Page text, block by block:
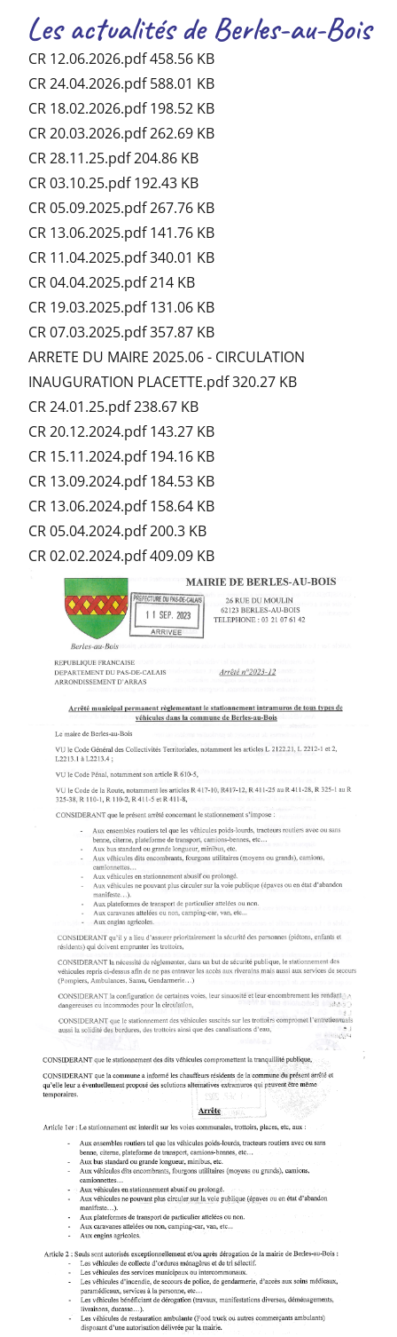
Les actualités de Berles-au-Bois
CR 12.06.2026.pdf458.56 KB
CR 24.04.2026.pdf 588.01 KB
CR 18.02.2026.pdf 198.52 KB
CR 20.03.2026.pdf262.69 KB
CR 28.11.25.pdf204.86 KB
CR 03.10.25.pdf 192.43 KB
CR 05.09.2025.pdf267.76 KB
CR 13.06.2025.pdf 141.76 KB
CR 11.04.2025.pdf340.01 KB
CR 04.04.2025.pdf214 KB
CR 19.03.2025.pdf 131.06 KB
CR 07.03.2025.pdf357.87 KB
ARRETE DU MAIRE 2025.06 - CIRCULATION
INAUGURATION PLACETTE.pdf320.27 KB
CR 24.01.25.pdf238.67 KB
CR 20.12.2024.pdf 143.27 KB
CR 15.11.2024.pdf 194.16 KB
CR 13.09.2024.pdf 184.53 KB
CR 13.06.2024.pdf 158.64 KB
CR 05.04.2024.pdf200.3 KB
CR 02.02.2024.pdf409.09 KB